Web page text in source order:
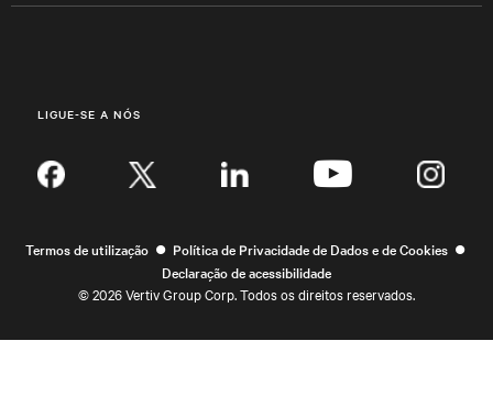
LIGUE-SE A NÓS
Termos de utilização • Política de Privacidade de Dados e de Cookies •
Declaração de acessibilidade
©2026 Vertiv Group Corp. Todos os direitos reservados.